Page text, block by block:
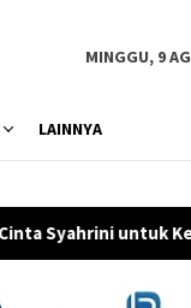
MINGGU, 9
LAINNYA